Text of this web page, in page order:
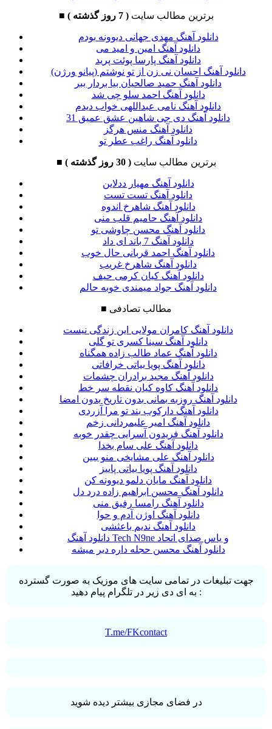
■ برترین مطالب سایت( 7 روز گذشته )
دانلود آهنگ مهدی جهانی دیوونه بودم
دانلود آهنگ امین و امید می
دانلود آهنگ پارسا پوئت پرید
دانلود آهنگ احسان نی زن از تو نوشتم (پیانو ورژن)
دانلود آهنگ حمید صالحیان بیا بردار ببر
دانلود آهنگ احمد سلو چی شد
دانلود آهنگ نامی عبداللهی خواب دیدم
دانلود آهنگ دی جی شاهین عشق عمیق 31
دانلود آهنگ منس هرگز
دانلود آهنگ راغب عطر تو
■ برترین مطالب سایت( 30 روز گذشته )
دانلود آهنگ مهیار ددلاین
دانلود آهنگ تست تست
دانلود آهنگ شاهرخ اندوه
دانلود آهنگ حامیم قلب منی
دانلود آهنگ محسن چاوشی تو
دانلود آهنگ 7 باند ای داد
دانلود آهنگ احمد قربانی حال خوب
دانلود آهنگ شاهرخ غریب
دانلود آهنگ کیان کرمی حیف
دانلود آهنگ جواد میمندی خوبه حالم
■ مطالب تصادفی
دانلود آهنگ کامران مولایی این زندگی نیست
دانلود آهنگ سینا کسری تو گلی
دانلود آهنگ عماد طالب زاده همگناه
دانلود آهنگ پویا بیاتی خرافاتی
دانلود آهنگ مجید برادران چشمات
دانلود آهنگ کاوه کیان نقطه سر خط
دانلود آهنگ روزبه بمانی بدون تاریخ بدون امضا
دانلود آهنگ دارکوب بند تو مرا آزردی
دانلود آهنگ امیر علیمردانی زخم
دانلود آهنگ فریدون آسرایی چقدر خوبه
دانلود آهنگ علی سام بخدا
دانلود آهنگ علی مشایخی منو ببین
دانلود آهنگ پویا بیاتی پاییز
دانلود آهنگ مایان دلمو دیوونه کن
دانلود آهنگ محسن ابراهیم زاده درد دل
دانلود آهنگ رامسا رفیق منی
دانلود آهنگ اوژن آدم و حوا
دانلود آهنگ ندیم باعثشی
دانلود آهنگ Tech N9ne و یاس صدای اتحاد
دانلود آهنگ محسن حجله داره دیر میشه
جهت تبلیغات در تمامی سایت های موزیک به صورت گسترده
به ای دی زیر در تلگرام پیام دهید :
T.me/FKcontact
در فضای مجازی بیشتر دیده شوید